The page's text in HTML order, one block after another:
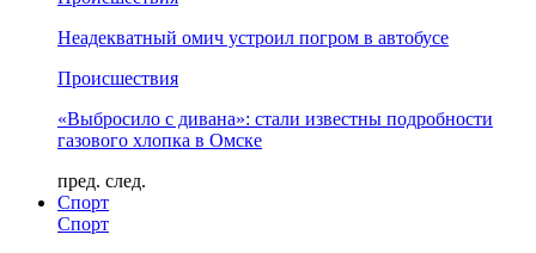
Неадекватный омич устроил погром в автобусе
Происшествия
«Выбросило с дивана»: стали известны подробности
газового хлопка в Омске
пред. след.
Спорт
Спорт